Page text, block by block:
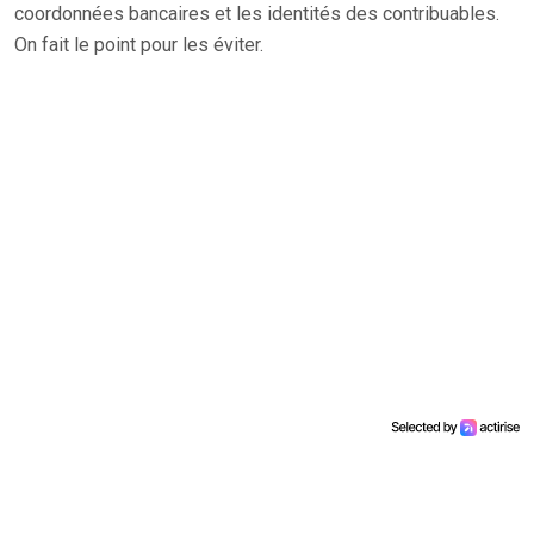
coordonnées bancaires et les identités des contribuables.
On fait le point pour les éviter.